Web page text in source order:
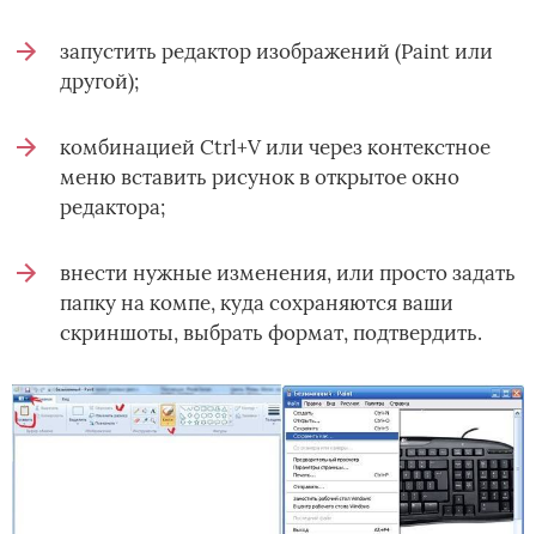
запустить редактор изображений (Paint или
другой);
комбинацией Ctrl+V или через контекстное
меню вставить рисунок в открытое окно
редактора;
внести нужные изменения, или просто задать
папку на компе, куда сохраняются ваши
скриншоты, выбрать формат, подтвердить.